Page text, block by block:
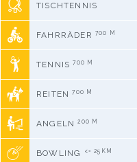
TISCHTENNIS
FAHRRÄDER 700 M
TENNIS 700 M
REITEN 700 M
ANGELN200 M
BOWLING <= 25KM